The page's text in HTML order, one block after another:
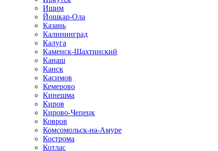
Ишим
Йошкар-Ола
Казань
Калининград
Калуга
Каменск-Шахтинский
Канаш
Канск
Касимов
Кемерово
Кинешма
Киров
Кирово-Чепецк
Ковров
Комсомольск-на-Амуре
Кострома
Котлас